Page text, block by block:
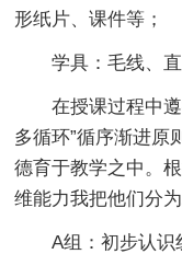
形纸片、课件等；
学具：毛线、
在授课过程中
多循环”循序渐进原
德育于教学之中。
维能力我把他们分
A组：初步认识